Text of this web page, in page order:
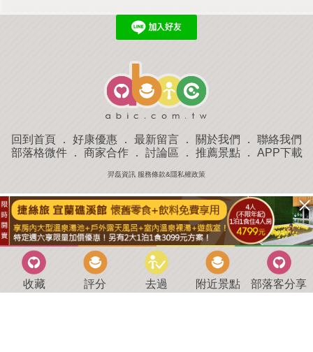
回到首頁 ． 好康優惠 ． 最新留言 ． 關於我們 ． 聯絡我們
部落格微件． 商家合作． 討論區 ． 推薦景點． APP下載
羿磊資訊 服務條款&隱私權政策
收藏 評分 去過 附近景點 部落客分享